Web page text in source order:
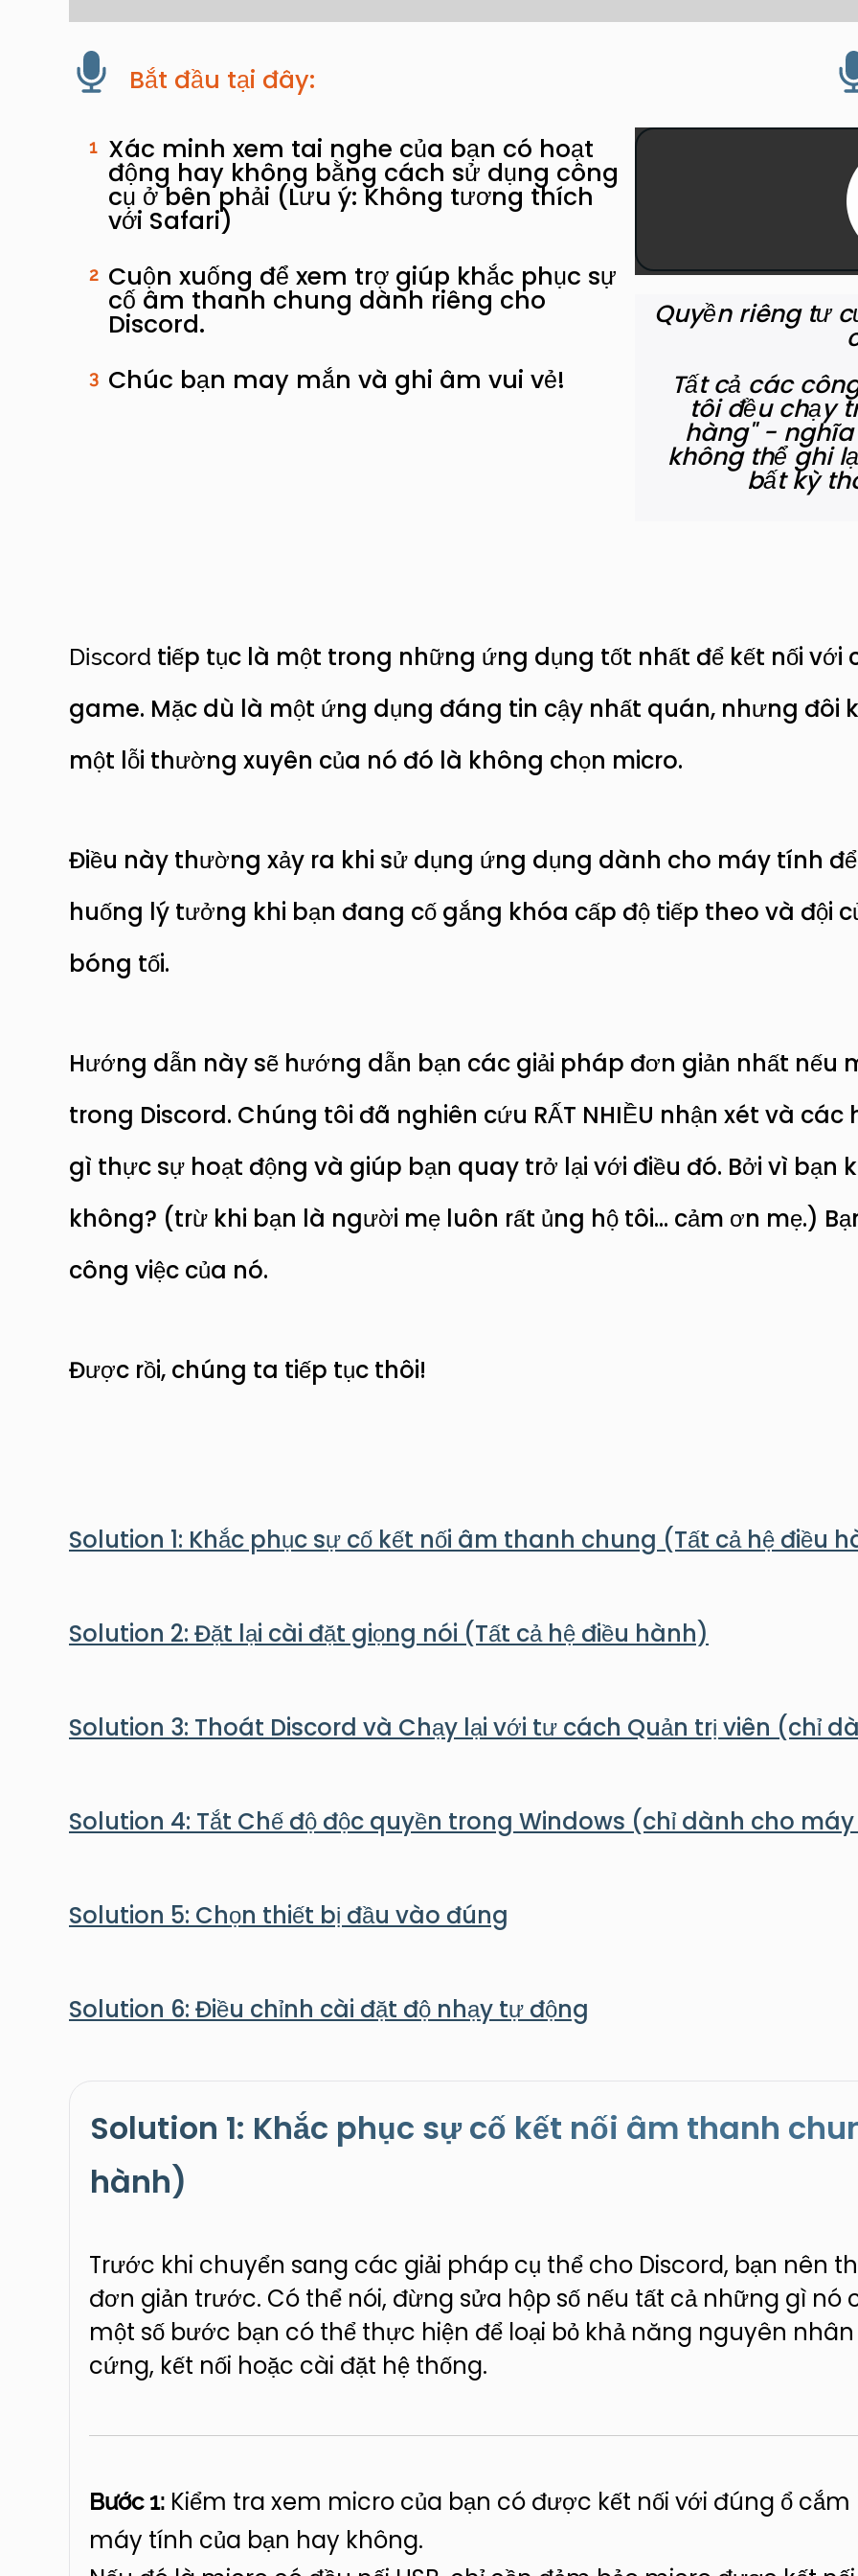
Bắt đầu tại đây:
1 Xác minh xem tai nghe của bạn có hoạt
động hay không bằng cách sử dụng công
cụ ở bên phải (Lưu ý: Không tương thích
với Safari)
2 Cuộn xuống để xem trợ giúp khắc phục sự
cố âm thanh chung dành riêng cho
Discord.
3 Chúc bạn may mắn và ghi âm vui vẻ!
Quyền riêng tư
Tất cả các
tôi đều chạy
hàng" -
không thể ghi
bất kỳ
Discord tiếp tục là một trong những ứng dụng tốt nhất để kết nối với
game. Mặc dù là một ứng dụng đáng tin cậy nhất quán, nhưng đôi
một lỗi thường xuyên của nó đó là không chọn micro.
Điều này thường xảy ra khi sử dụng ứng dụng dành cho máy tính
huống lý tưởng khi bạn đang cố gắng khóa cấp độ tiếp theo và đội
bóng tối.
Hướng dẫn này sẽ hướng dẫn bạn các giải pháp đơn giản nhất nếu
trong Discord. Chúng tôi đã nghiên cứu RẤT NHIỀU nhận xét và
gì thực sự hoạt động và giúp bạn quay trở lại với điều đó. Bởi vì bạn
không? (trừ khi bạn là người mẹ luôn rất ủng hộ tôi… cảm ơn mẹ.)
công việc của nó.
Được rồi, chúng ta tiếp tục thôi!
Solution 1: Khắc phục sự cố kết nối âm thanh chung (Tất cả hệ điều
Solution 2: Đặt lại cài đặt giọng nói (Tất cả hệ điều hành)
Solution 3: Thoát Discord và Chạy lại với tư cách Quản trị viên (chỉ
Solution 4: Tắt Chế độ độc quyền trong Windows (chỉ dành cho
Solution 5: Chọn thiết bị đầu vào đúng
Solution 6: Điều chỉnh cài đặt độ nhạy tự động
Solution 1: Khắc phục sự cố kết nối âm thanh
hành)
Trước khi chuyển sang các giải pháp cụ thể cho Discord, bạn nên
đơn giản trước. Có thể nói, đừng sửa hộp số nếu tất cả những gì nó
một số bước bạn có thể thực hiện để loại bỏ khả năng nguyên
cứng, kết nối hoặc cài đặt hệ thống.
Bước 1: Kiểm tra xem micro của bạn có được kết nối với đúng ổ
máy tính của bạn hay không.